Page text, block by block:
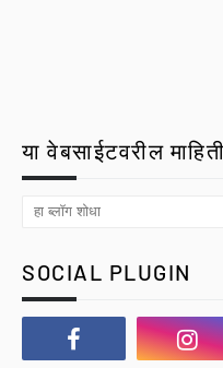
या वेबसाईटवरील
SOCIAL PLUGIN